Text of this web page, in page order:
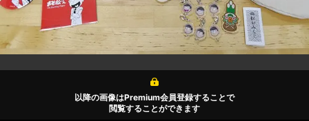
以降の画像はPremium会員登録することで
閲覧することができます